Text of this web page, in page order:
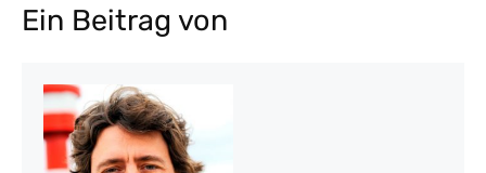
Ein Beitrag von